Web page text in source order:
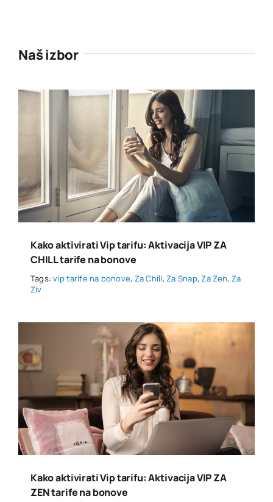
Naš izbor
Kako aktivirati Vip tarifu: Aktivacija VIP ZA
CHILL tarife na bonove
Tags:vip tarife na bonove, Za Chill,Za Snap,Za Zen,Za
Ziv
Kako aktivirati Vip tarifu: Aktivacija VIP ZA
ZEN tarife na bonove